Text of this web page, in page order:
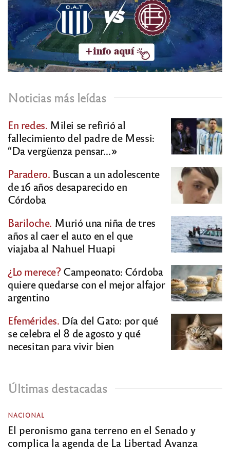
Noticias más leídas
En redes. Milei se refirió al
fallecimiento del padre de Messi:
“Da vergüenza pensar…»
Paradero. Buscan a un adolescente
de 16 años desaparecido en
Córdoba
Bariloche. Murió una niña de tres
años al caer el auto en el que
viajaba al Nahuel Huapi
¿Lo merece?Campeonato: Córdoba
quiere quedarse con el mejor alfajor
argentino
Efemérides. Día del Gato: por qué
se celebra el 8 de agosto y qué
necesitan para vivir bien
Últimas destacadas
NACIONAL
El peronismo gana terreno en el Senado y
complica la agenda de La Libertad Avanza